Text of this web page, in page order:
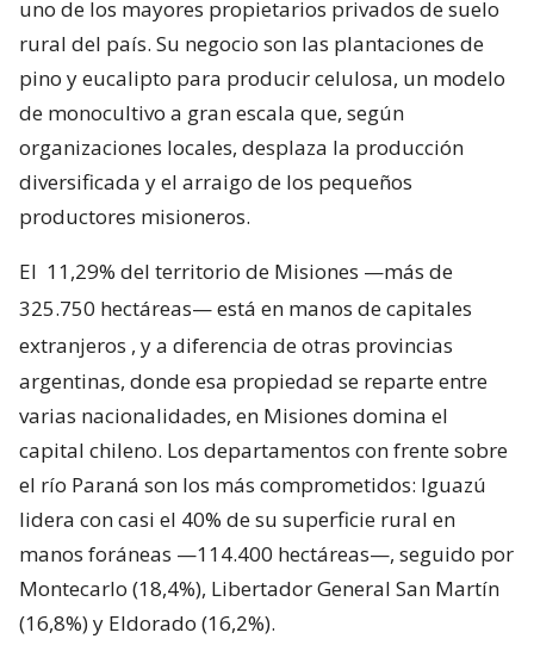
uno de los mayores propietarios privados de suelo
rural del país. Su negocio son las plantaciones de
pino y eucalipto para producir celulosa, un modelo
de monocultivo a gran escala que, según
organizaciones locales, desplaza la producción
diversificada y el arraigo de los pequeños
productores misioneros.
El 11,29% del territorio de Misiones —más de
325.750 hectáreas— está en manos de capitales
extranjeros , y a diferencia de otras provincias
argentinas, donde esa propiedad se reparte entre
varias nacionalidades, en Misiones domina el
capital chileno. Los departamentos con frente sobre
el río Paraná son los más comprometidos: Iguazú
lidera con casi el 40% de su superficie rural en
manos foráneas —114.400 hectáreas—, seguido por
Montecarlo (18,4%), Libertador General San Martín
(16,8%) y Eldorado (16,2%).